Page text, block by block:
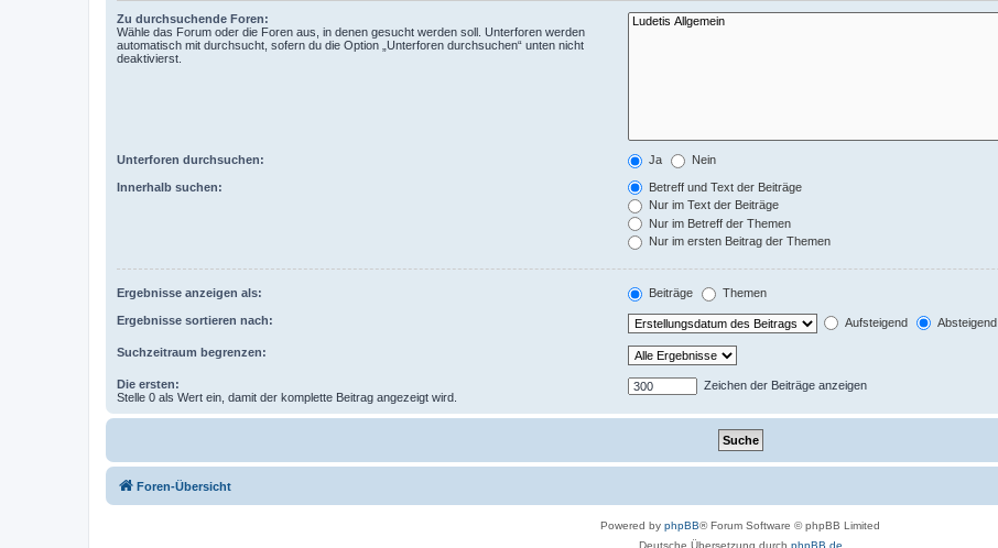
Zu durchsuchende Foren:
Wähle das Forum oder die Foren aus, in denen gesucht werden soll. Unterforen werden
automatisch mit durchsucht, sofern du die Option „Unterforen durchsuchen“ unten nicht
deaktivierst.
Unterforen durchsuchen: Ja Nein
Innerhalb suchen:
Betreff und Text der Beiträge
Nur im Text der Beiträge
Nur im Betreff der Themen
Nur im ersten Beitrag der Themen
Ergebnisse anzeigen als: Beiträge Themen
Ergebnisse sortieren nach: Aufsteigend Absteigend
Suchzeitraum begrenzen:
Die ersten:
Stelle 0 als Wert ein, damit der komplette Beitrag angezeigt wird.
Zeichen der Beiträge anzeigen
Foren-Übersicht
Powered by phpBB® Forum Software © phpBB Limited
Deutsche Übersetzung durch phpBB.de